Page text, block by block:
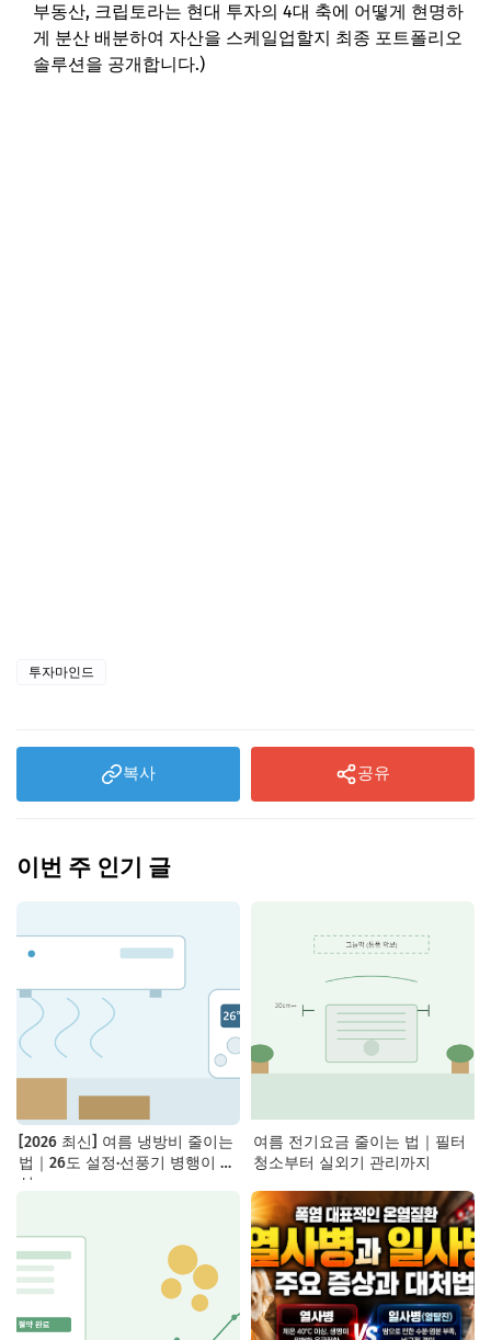
부동산, 크립토라는 현대 투자의 4대 축에 어떻게 현명하
게 분산 배분하여 자산을 스케일업할지 최종 포트폴리오
솔루션을 공개합니다.)
투자마인드
복사 공유
이번 주 인기 글
[2026 최신] 여름 냉방비 줄이는
법｜26도 설정·선풍기 병행이 핵
심
여름 전기요금 줄이는 법｜필터
청소부터 실외기 관리까지